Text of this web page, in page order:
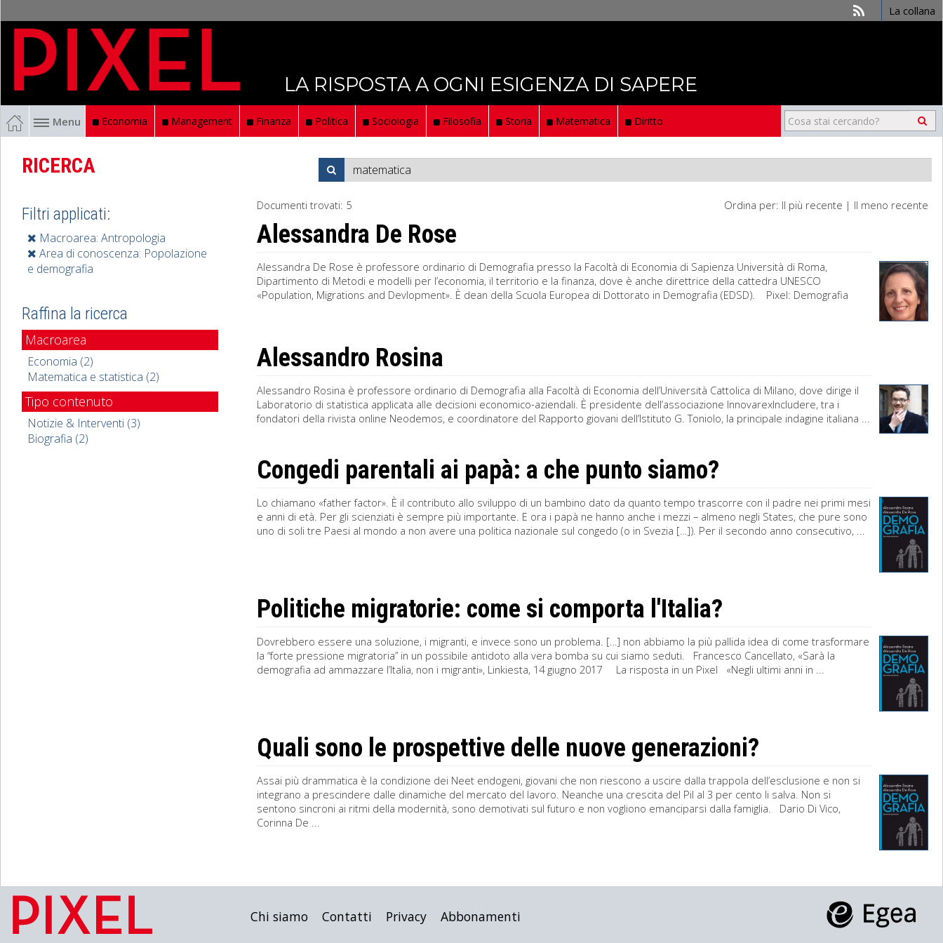
La collana
LA RISPOSTA A OGNI ESIGENZA DI SAPERE
Menu Economia Management Finanza Politica Sociologia Filosofia Storia Matematica Diritto
RICERCA
Ordina per: Il più recente | Il meno recente
Documenti trovati: 5
Alessandra De Rose
Alessandra De Rose è professore ordinario di Demografia presso la Facoltà di Economia di Sapienza Università di Roma,
Dipartimento di Metodi e modelli per l’economia, il territorio e la finanza, dove è anche direttrice della cattedra UNESCO
«Population, Migrations and Devlopment». È dean della Scuola Europea di Dottorato in Demografia (EDSD). Pixel: Demografia
Alessandro Rosina
Alessandro Rosina è professore ordinario di Demografia alla Facoltà di Economia dell’Università Cattolica di Milano, dove dirige il
Laboratorio di statistica applicata alle decisioni economico-aziendali. È presidente dell’associazione InnovarexIncludere, tra i
fondatori della rivista online Neodemos, e coordinatore del Rapporto giovani dell’Istituto G. Toniolo, la principale indagine italiana ...
Congedi parentali ai papà: a che punto siamo?
Lo chiamano «father factor». È il contributo allo sviluppo di un bambino dato da quanto tempo trascorre con il padre nei primi mesi
e anni di età. Per gli scienziati è sempre più importante. E ora i papà ne hanno anche i mezzi – almeno negli States, che pure sono
uno di soli tre Paesi al mondo a non avere una politica nazionale sul congedo (o in Svezia […]). Per il secondo anno consecutivo, ...
Politiche migratorie: come si comporta l'Italia?
Dovrebbero essere una soluzione, i migranti, e invece sono un problema. […] non abbiamo la più pallida idea di come trasformare
la “forte pressione migratoria” in un possibile antidoto alla vera bomba su cui siamo seduti. Francesco Cancellato, «Sarà la
demografia ad ammazzare l’Italia, non i migranti», Linkiesta, 14 giugno 2017 La risposta in un Pixel «Negli ultimi anni in ...
Quali sono le prospettive delle nuove generazioni?
Assai più drammatica è la condizione dei Neet endogeni, giovani che non riescono a uscire dalla trappola dell’esclusione e non si
integrano a prescindere dalle dinamiche del mercato del lavoro. Neanche una crescita del Pil al 3 per cento li salva. Non si
sentono sincroni ai ritmi della modernità, sono demotivati sul futuro e non vogliono emanciparsi dalla famiglia. Dario Di Vico,
Corinna De ...
Filtri applicati:
Macroarea: Antropologia
Area di conoscenza: Popolazione
e demografia
Raffina la ricerca
Macroarea
Economia (2)
Matematica e statistica (2)
Tipo contenuto
Notizie & Interventi (3)
Biografia (2)
Chi siamo Contatti Privacy Abbonamenti